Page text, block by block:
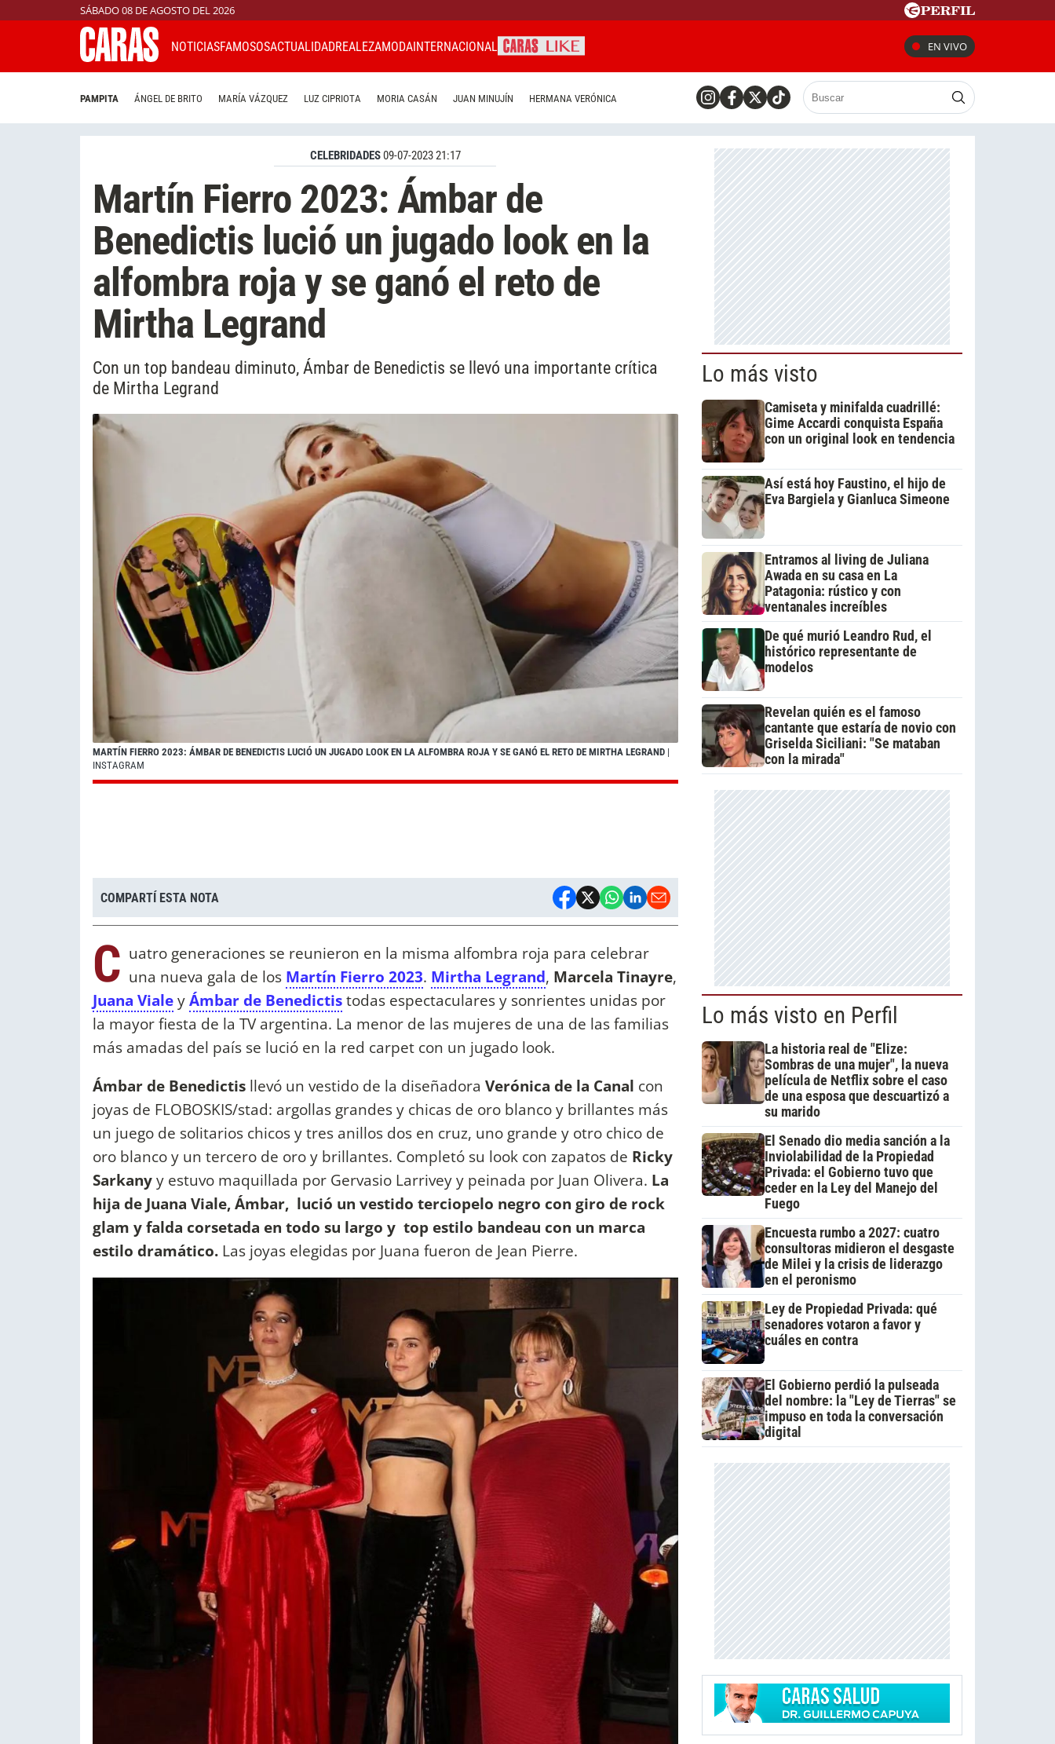
SÁBADO 08 DE AGOSTO DEL 2026
NOTICIASFAMOSOSACTUALIDADREALEZAMODAINTERNACIONAL EN VIVO
PAMPITA ÁNGEL DE BRITO MARÍA VÁZQUEZ LUZ CIPRIOTA MORIA CASÁN JUAN MINUJÍN HERMANA VERÓNICA
CELEBRIDADES09-07-2023 21:17
Martín Fierro 2023: Ámbar de
Benedictis lució un jugado look en la
alfombra roja y se ganó el reto de
Mirtha Legrand
Con un top bandeau diminuto, Ámbar de Benedictis se llevó una importante crítica
de Mirtha Legrand
MARTÍN FIERRO 2023: ÁMBAR DE BENEDICTIS LUCIÓ UN JUGADO LOOK EN LA ALFOMBRA ROJA Y SE GANÓ EL RETO DE MIRTHA LEGRAND |
INSTAGRAM
COMPARTÍ ESTA NOTA
C uatro generaciones se reunieron en la misma alfombra roja para celebrar
una nueva gala de los Martín Fierro 2023. Mirtha Legrand, Marcela Tinayre,
Juana VialeyÁmbar de Benedictistodas espectaculares y sonrientes unidas por
la mayor fiesta de la TV argentina. La menor de las mujeres de una de las familias
más amadas del país se lució en la red carpet con un jugado look.
Ámbar de Benedictis llevó un vestido de la diseñadora Verónica de la Canal con
joyas de FLOBOSKIS/stad: argollas grandes y chicas de oro blanco y brillantes más
un juego de solitarios chicos y tres anillos dos en cruz, uno grande y otro chico de
oro blanco y un tercero de oro y brillantes. Completó su look con zapatos de Ricky
Sarkanyy estuvo maquillada por Gervasio Larrivey y peinada por Juan Olivera. La
hija de Juana Viale, Ámbar, lució un vestido terciopelo negro con giro de rock
glam y falda corsetada en todo su largo y top estilo bandeau con un marca
estilo dramático. Las joyas elegidas por Juana fueron de Jean Pierre.
Lo más visto
Camiseta y minifalda cuadrillé:
Gime Accardi conquista España
con un original look en tendencia
Así está hoy Faustino, el hijo de
Eva Bargiela y Gianluca Simeone
Entramos al living de Juliana
Awada en su casa en La
Patagonia: rústico y con
ventanales increíbles
De qué murió Leandro Rud, el
histórico representante de
modelos
Revelan quién es el famoso
cantante que estaría de novio con
Griselda Siciliani: "Se mataban
con la mirada"
Lo más visto en Perfil
La historia real de "Elize:
Sombras de una mujer", la nueva
película de Netflix sobre el caso
de una esposa que descuartizó a
su marido
El Senado dio media sanción a la
Inviolabilidad de la Propiedad
Privada: el Gobierno tuvo que
ceder en la Ley del Manejo del
Fuego
Encuesta rumbo a 2027: cuatro
consultoras midieron el desgaste
de Milei y la crisis de liderazgo
en el peronismo
Ley de Propiedad Privada: qué
senadores votaron a favor y
cuáles en contra
El Gobierno perdió la pulseada
del nombre: la "Ley de Tierras" se
impuso en toda la conversación
digital